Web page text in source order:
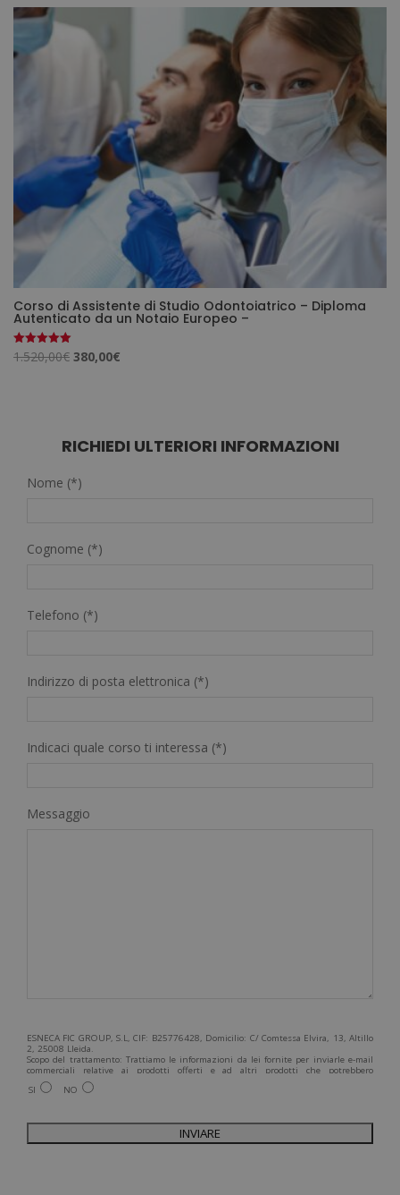
2.380,00€.
Corso di Assistente di Studio Odontoiatrico – Diploma
Autenticato da un Notaio Europeo –
Valutato
5.00
1.520,00€ Il
1.520,00€.
380,00€
380,00€.
RICHIEDI ULTERIORI INFORMAZIONI
Nome (*)
Cognome (*)
Telefono (*)
Indirizzo di posta elettronica (*)
Indicaci quale corso ti interessa (*)
Messaggio
ESNECA FIC GROUP, S.L, CIF: B25776428, Domicilio: C/ Comtessa Elvira, 13, Altillo
2, 25008 Lleida.
Scopo del trattamento: Trattiamo le informazioni da lei fornite per inviarle e-mail
commerciali relative ai prodotti offerti e ad altri prodotti che potrebbero
interessarla. Legittimazione del trattamento: Consenso dell'interessato. Diritti:
Può esercitare i suoi diritti identificandosi sufficientemente e contattandoci
ricevere informazioni commerciali (per telefono e/o via e-mail):
SI NO